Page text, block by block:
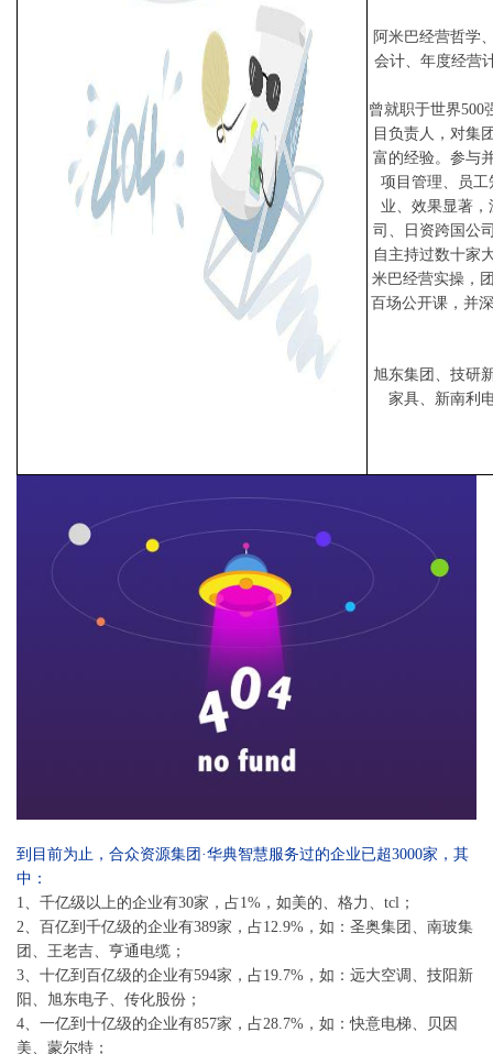
阿米巴经营哲学
会计、年度经营
曾就职于世界500
目负责人，对集
富的经验。参与
项目管理、员
业、效果显著
司、日资跨国公
自主持过数十家
米巴经营实操，
百场公开课，并
旭东集团、技研
家具、新南利
到目前为止，合众资源集团·华典智慧服务过的企业已超3000家，其
中：
1、千亿级以上的企业有30家，占1%，如美的、格力、tcl；
2、百亿到千亿级的企业有389家，占12.9%，如：圣奥集团、南玻集
团、王老吉、亨通电缆；
3、十亿到百亿级的企业有594家，占19.7%，如：远大空调、技阳新
阳、旭东电子、传化股份；
4、一亿到十亿级的企业有857家，占28.7%，如：快意电梯、贝因
美、蒙尔特；